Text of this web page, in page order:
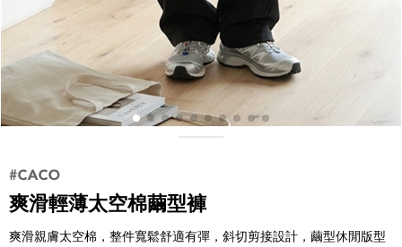
爽滑輕薄太空棉繭型褲
爽滑親膚太空棉，整件寬鬆舒適有彈，斜切剪接設計，繭型休閒版型